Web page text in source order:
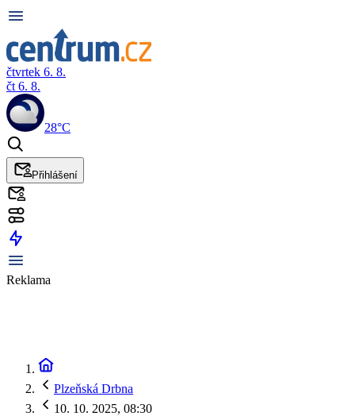
čtvrtek 6. 8.
čt 6. 8.
28°C
Přihlášení
Reklama
Plzeňská Drbna
10. 10. 2025, 08:30